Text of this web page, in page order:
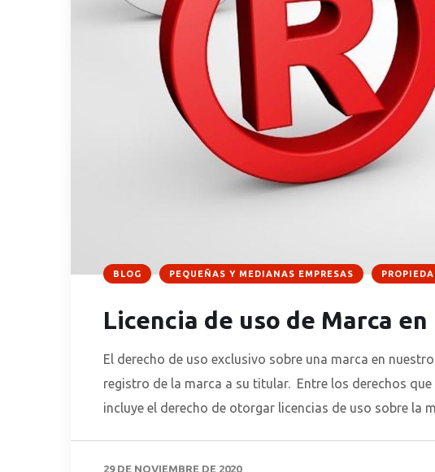
BLOG PEQUEÑAS Y MEDIANAS EMPRESAS
Licencia de uso de Marca en
El derecho de uso exclusivo sobre una marca en
registro de la marca a su titular. Entre los derechos
incluye el derecho de otorgar licencias de uso sobre la
29 DE NOVIEMBRE DE 2020